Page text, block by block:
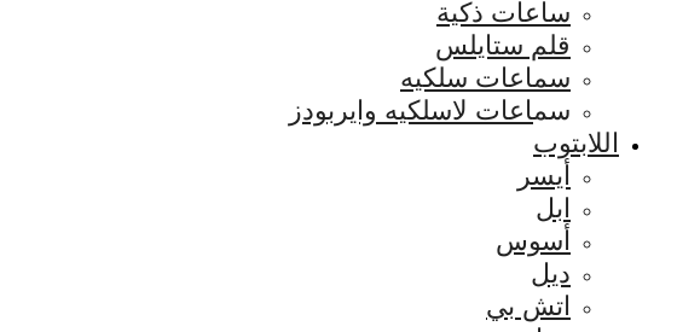
ساعات ذكية
قلم ستايلس
سماعات سلكيه
سماعات لاسلكيه وايربودز
اللابتوب
أيسر
ابل
أسوس
ديل
اتش بي